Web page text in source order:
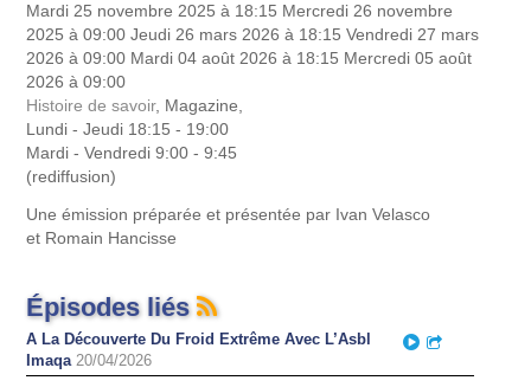
Mardi 25 novembre 2025 à 18:15 Mercredi 26 novembre
2025 à 09:00 Jeudi 26 mars 2026 à 18:15 Vendredi 27 mars
2026 à 09:00 Mardi 04 août 2026 à 18:15 Mercredi 05 août
2026 à 09:00
Histoire de savoir, Magazine,
Lundi - Jeudi 18:15 - 19:00
Mardi - Vendredi 9:00 - 9:45
(rediffusion)
Une émission préparée et présentée par Ivan Velasco
et Romain Hancisse
Épisodes liés
A La Découverte Du Froid Extrême Avec L’Asbl
Imaqa 20/04/2026
Play